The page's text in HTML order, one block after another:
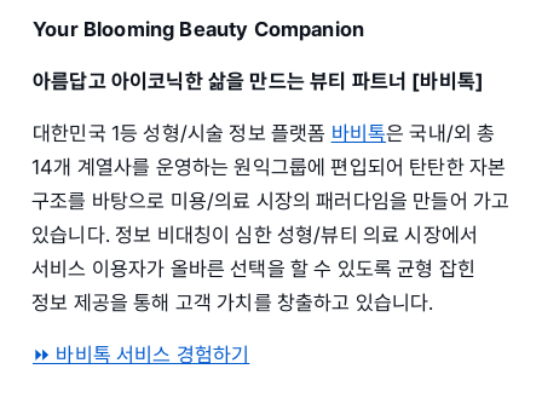
Your Blooming Beauty Companion
아름답고 아이코닉한 삶을 만드는 뷰티 파트너 [바비톡]
대한민국 1등 성형/시술 정보 플랫폼 바비톡은 국내/외 총
14개 계열사를 운영하는 원익그룹에 편입되어 탄탄한 자본
구조를 바탕으로 미용/의료 시장의 패러다임을 만들어 가고
있습니다. 정보 비대칭이 심한 성형/뷰티 의료 시장에서
서비스 이용자가 올바른 선택을 할 수 있도록 균형 잡힌
정보 제공을 통해 고객 가치를 창출하고 있습니다.
⏩️ 바비톡 서비스 경험하기